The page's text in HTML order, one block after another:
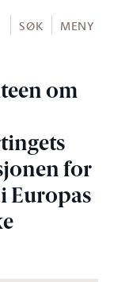
SØK MENY
om
for
Europas